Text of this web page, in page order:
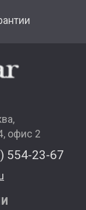
,
офис 2
554-23-67